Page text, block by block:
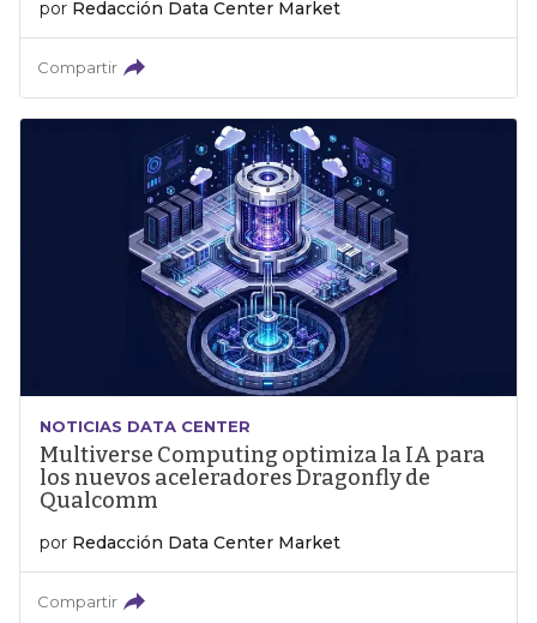
por Redacción Data Center Market
Compartir
NOTICIAS DATA CENTER
Multiverse Computing optimiza la IA para
los nuevos aceleradores Dragonfly de
Qualcomm
por Redacción Data Center Market
Compartir